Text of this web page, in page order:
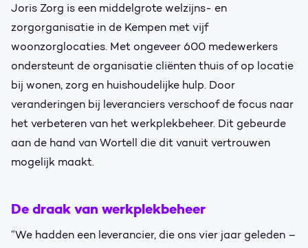
Joris Zorg is een middelgrote welzijns- en
zorgorganisatie in de Kempen met vijf
woonzorglocaties. Met ongeveer 600 medewerkers
ondersteunt de organisatie cliënten thuis of op locatie
bij wonen, zorg en huishoudelijke hulp. Door
veranderingen bij leveranciers verschoof de focus naar
het verbeteren van het werkplekbeheer. Dit gebeurde
aan de hand van Wortell die dit vanuit vertrouwen
mogelijk maakt.
De draak van werkplekbeheer
“We hadden een leverancier, die ons vier jaar geleden –